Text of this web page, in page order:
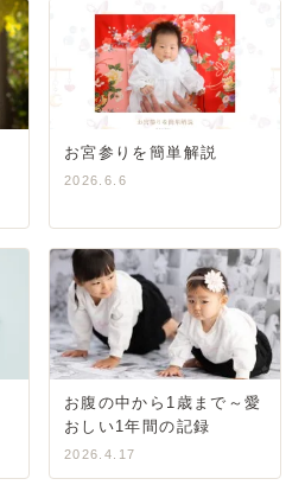
お宮参りを簡単解説
2026.6.6
お腹の中から1歳まで～愛
おしい1年間の記録
2026.4.17